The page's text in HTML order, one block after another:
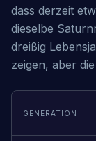
dass derzeit
dieselbe
dreißig
zeigen, aber
GENERATION